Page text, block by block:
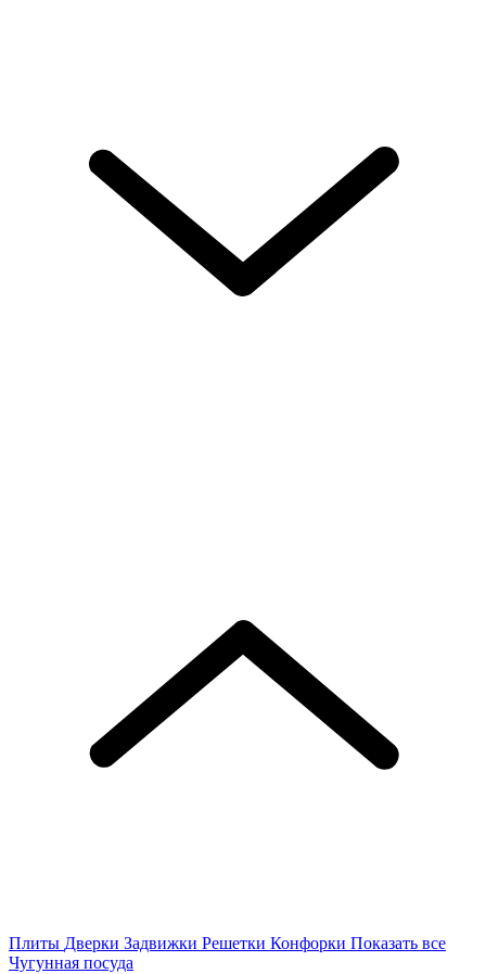
Плиты Дверки Задвижки Решетки Конфорки Показать все
Чугунная посуда